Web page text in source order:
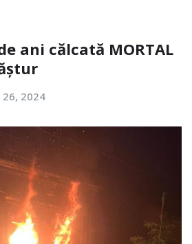
ani călcată MORTAL
26, 2024